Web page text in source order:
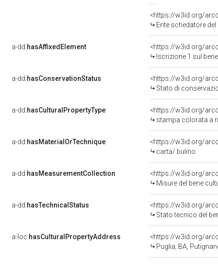
<https://w3id.org/
Ente schedatore del
a-dd:hasAffixedElement
<https://w3id.org/
Iscrizione 1 sul
a-dd:hasConservationStatus
<https://w3id.org/
Stato di
a-dd:hasCulturalPropertyType
<https://w3id.org/
stampa colorata a
a-dd:hasMaterialOrTechnique
<https://w3id.org/
carta/ bulino
a-dd:hasMeasurementCollection
<https://w3id.org/
Misure del bene
a-dd:hasTechnicalStatus
<https://w3id.org/
Stato tecnico del
a-loc:hasCulturalPropertyAddress
<https://w3id.org/
Puglia, BA,